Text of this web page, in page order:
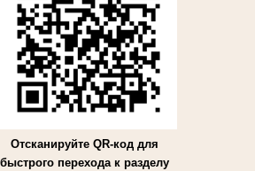
Отсканируйте QR-код для
быстрого перехода к разделу